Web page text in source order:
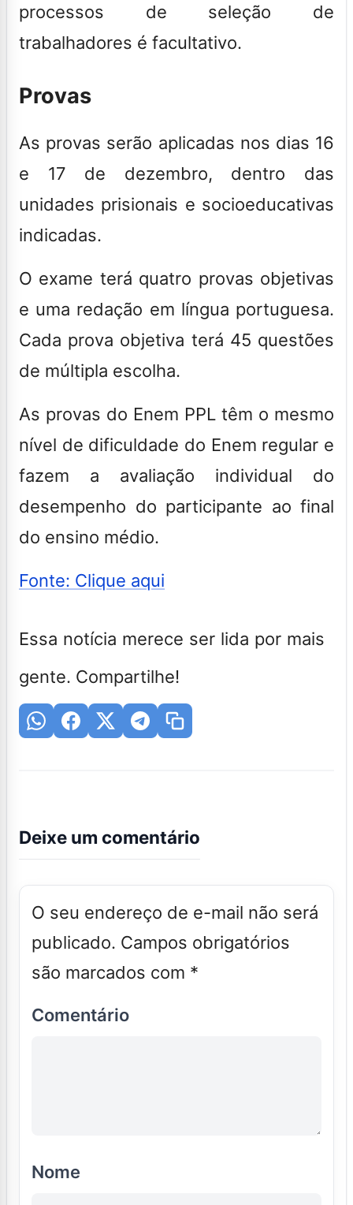
processos de seleção de
trabalhadores é facultativo.
Provas
As provas serão aplicadas nos dias 16
e 17 de dezembro, dentro das
unidades prisionais e socioeducativas
indicadas.
O exame terá quatro provas objetivas
e uma redação em língua portuguesa.
Cada prova objetiva terá 45 questões
de múltipla escolha.
As provas do Enem PPL têm o mesmo
nível de dificuldade do Enem regular e
fazem a avaliação individual do
desempenho do participante ao final
do ensino médio.
Fonte: Clique aqui
Essa notícia merece ser lida por mais
gente. Compartilhe!
Deixe um comentário
O seu endereço de e-mail não será
publicado. Campos obrigatórios
são marcados com *
Comentário
Nome